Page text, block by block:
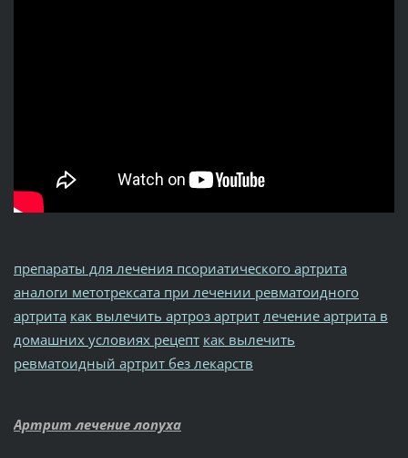
препараты для лечения псориатического артрита
аналоги метотрексата при лечении ревматоидного
артрита как вылечить артроз артрит лечение артрита в
домашних условиях рецепт как вылечить
ревматоидный артрит без лекарств
Артрит лечение лопуха